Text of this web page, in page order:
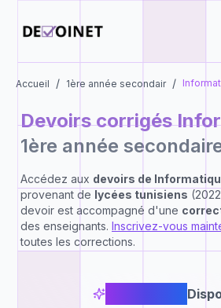
Accueil / 1ère année secondair /
Devoirs corrigés
1ère année
Accédez aux devoirs de
provenant de lycées tunisiens
devoir est accompagné d'une
des enseignants. Inscrivez-vous
toutes les corrections.